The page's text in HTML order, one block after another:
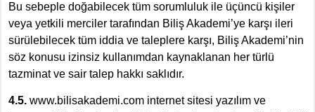
Bu sebeple doğabilecek tüm sorumluluk ile üçüncü kişiler
veya yetkili merciler tarafından Biliş Akademi’ye karşı ileri
sürülebilecek tüm iddia ve taleplere karşı, Biliş Akademi’nin
söz konusu izinsiz kullanımdan kaynaklanan her türlü
tazminat ve sair talep hakkı saklıdır.
4.5. www.bilisakademi.com internet sitesi yazılım ve